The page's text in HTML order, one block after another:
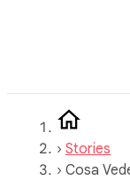
› Stories
› Cosa